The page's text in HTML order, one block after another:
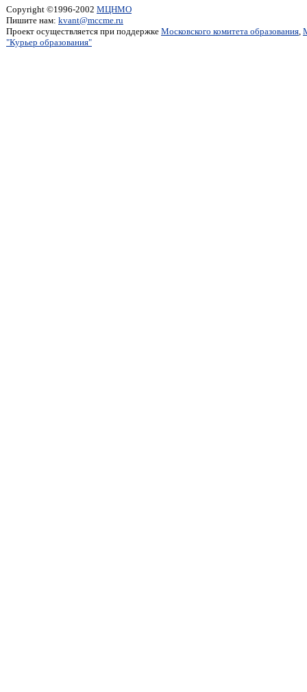
Copyright ©1996-2002 МЦНМО
Пишите нам: kvant@mccme.ru
Проект осуществляется при поддержке Московского комитета образования,
"Курьер образования"